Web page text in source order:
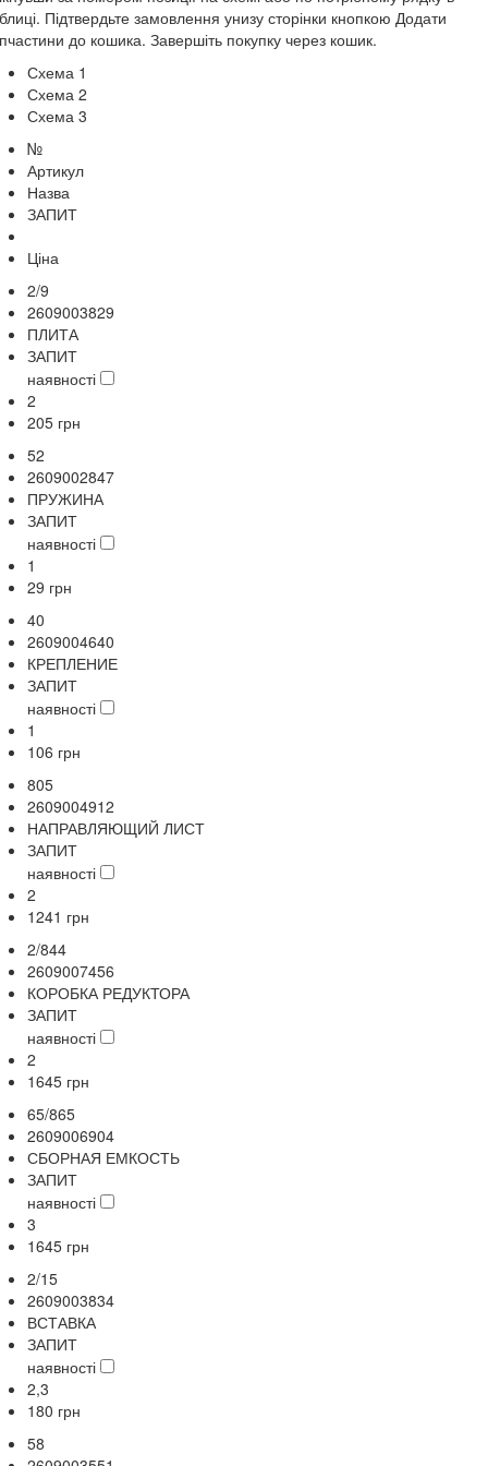
Підтвердьте замовлення унизу сторінки кнопкою Додати
до кошика. Завершіть покупку через кошик.
Схема 1
Схема 2
Схема 3
№
Артикул
Назва
ЗАПИТ
Ціна
2/9
2609003829
ПЛИТА
ЗАПИТ
наявності
2
205 грн
52
2609002847
ПРУЖИНА
ЗАПИТ
наявності
1
29 грн
40
2609004640
КРЕПЛЕНИЕ
ЗАПИТ
наявності
1
106 грн
805
2609004912
НАПРАВЛЯЮЩИЙ ЛИСТ
ЗАПИТ
наявності
2
1241 грн
2/844
2609007456
КОРОБКА РЕДУКТОРА
ЗАПИТ
наявності
2
1645 грн
65/865
2609006904
СБОРНАЯ ЕМКОСТЬ
ЗАПИТ
наявності
3
1645 грн
2/15
2609003834
ВСТАВКА
ЗАПИТ
наявності
2,3
180 грн
58